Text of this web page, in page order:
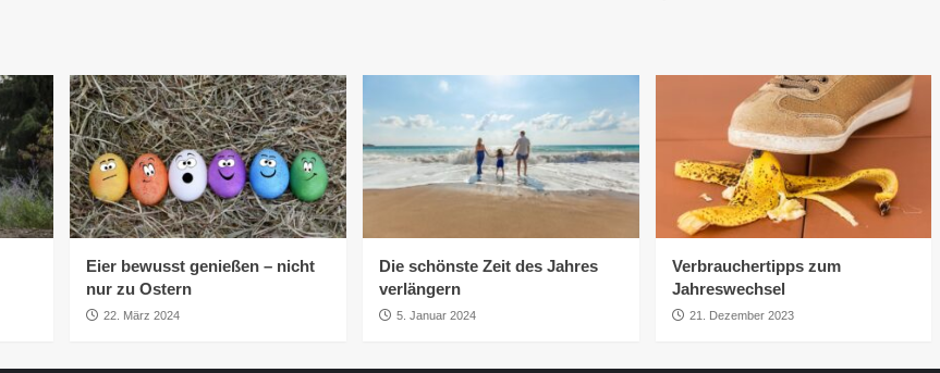
Eier bewusst genießen – nicht
nur zu Ostern
22. März 2024
Die schönste Zeit des Jahres
verlängern
5. Januar 2024
Verbrauchertipps zum
Jahreswechsel
21. Dezember 2023